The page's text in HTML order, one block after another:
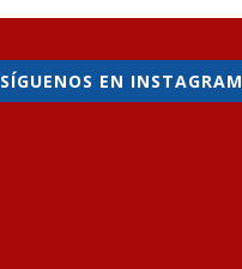
SÍGUENOS EN INSTAGRAM